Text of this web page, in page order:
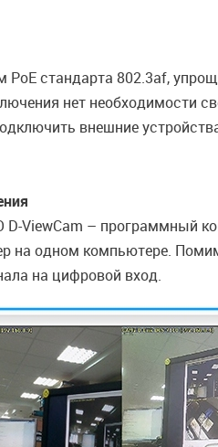
стандарта 802.3af,
нет необходимости
внешние
D-ViewCam – программный
на одном компьютере.
на цифровой вход.